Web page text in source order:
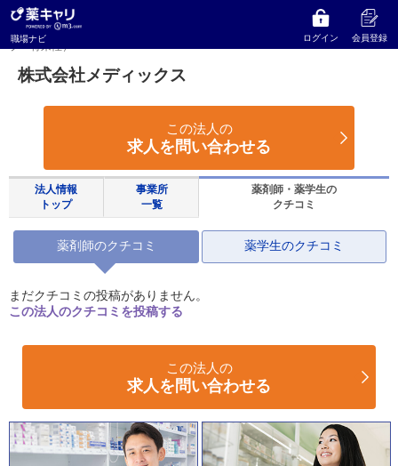
職場ナビ ログイン 会員登録
薬キャリ 職場ナビ
株式会社メディックス
株式会社メディックスの薬剤師のクチコミ（年収・職場環境・キャリアアッ
プ・将来性）
株式会社メディックス
この法人の
求人を問い合わせる
法人情報
トップ
事業所
一覧
薬剤師・薬学生の
クチコミ
薬剤師のクチコミ 薬学生のクチコミ
まだクチコミの投稿がありません。
この法人のクチコミを投稿する
この法人の
求人を問い合わせる